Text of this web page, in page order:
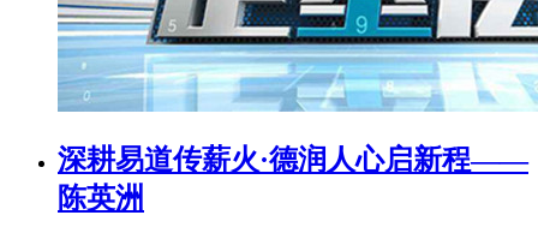
深耕易道传薪火·德润人心启新程——
陈英洲